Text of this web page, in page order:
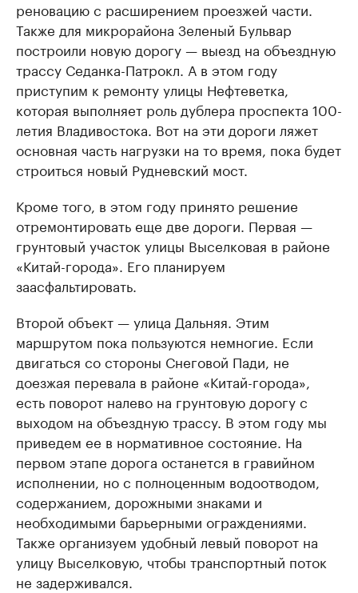
реновацию с расширением проезжей части.
Также для микрорайона Зеленый Бульвар
построили новую дорогу — выезд на объездную
трассу Седанка-Патрокл. А в этом году
приступим к ремонту улицы Нефтеветка,
которая выполняет роль дублера проспекта 100-
летия Владивостока. Вот на эти дороги ляжет
основная часть нагрузки на то время, пока будет
строиться новый Рудневский мост.
Кроме того, в этом году принято решение
отремонтировать еще две дороги. Первая —
грунтовый участок улицы Выселковая в районе
«Китай-города». Его планируем
заасфальтировать.
Второй объект — улица Дальняя. Этим
маршрутом пока пользуются немногие. Если
двигаться со стороны Снеговой Пади, не
доезжая перевала в районе «Китай-города»,
есть поворот налево на грунтовую дорогу с
выходом на объездную трассу. В этом году мы
приведем ее в нормативное состояние. На
первом этапе дорога останется в гравийном
исполнении, но с полноценным водоотводом,
содержанием, дорожными знаками и
необходимыми барьерными ограждениями.
Также организуем удобный левый поворот на
улицу Выселковую, чтобы транспортный поток
не задерживался.